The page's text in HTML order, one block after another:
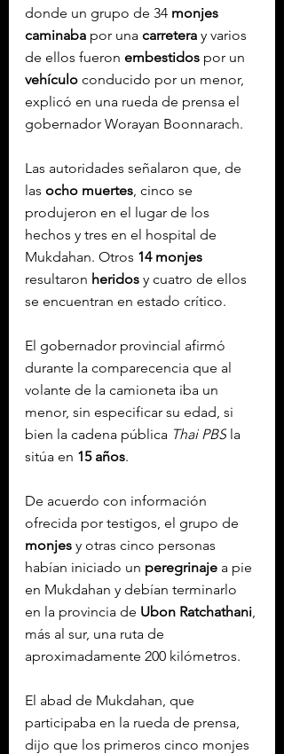
donde un grupo de 34 monjes
caminaba por una carretera y varios
de ellos fueron embestidos por un
vehículo conducido por un menor,
explicó en una rueda de prensa el
gobernador Worayan Boonnarach.
Las autoridades señalaron que, de
las ocho muertes , cinco se
produjeron en el lugar de los
hechos y tres en el hospital de
Mukdahan. Otros 14 monjes
resultaron heridos y cuatro de ellos
se encuentran en estado crítico.
El gobernador provincial afirmó
durante la comparecencia que al
volante de la camioneta iba un
menor, sin especificar su edad, si
bien la cadena pública Thai PBS la
sitúa en 15 años.
De acuerdo con información
ofrecida por testigos, el grupo de
monjes y otras cinco personas
habían iniciado un peregrinaje a pie
en Mukdahan y debían terminarlo
en la provincia de Ubon Ratchathani
más al sur, una ruta de
aproximadamente 200 kilómetros.
El abad de Mukdahan, que
participaba en la rueda de prensa,
dijo que los primeros cinco monjes